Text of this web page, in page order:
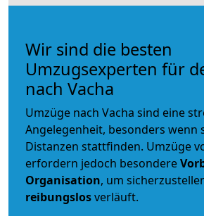
Wir sind die besten
Umzugsexperten für
nach Vacha
Umzüge nach Vacha sind eine
Angelegenheit, besonders wenn
Distanzen stattfinden. Umzüge
erfordern jedoch besondere
Organisation, um
reibungslosverläuft.